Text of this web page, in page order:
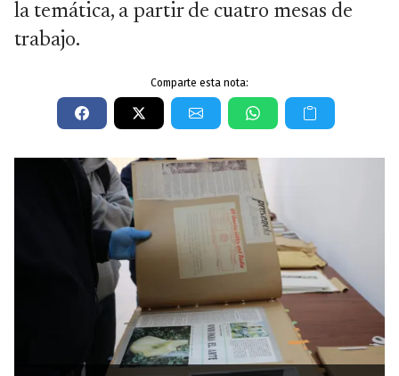
la temática, a partir de cuatro mesas de
trabajo.
Comparte esta nota: